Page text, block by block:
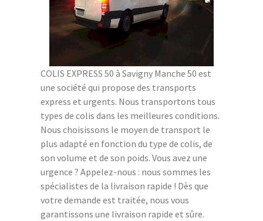
COLIS EXPRESS 50 à Savigny Manche 50 est
une société qui propose des transports
express et urgents. Nous transportons tous
types de colis dans les meilleures conditions.
Nous choisissons le moyen de transport le
plus adapté en fonction du type de colis, de
son volume et de son poids. Vous avez une
urgence ? Appelez-nous : nous sommes les
spécialistes de la livraison rapide ! Dès que
votre demande est traitée, nous vous
garantissons une livraison rapide et sûre.